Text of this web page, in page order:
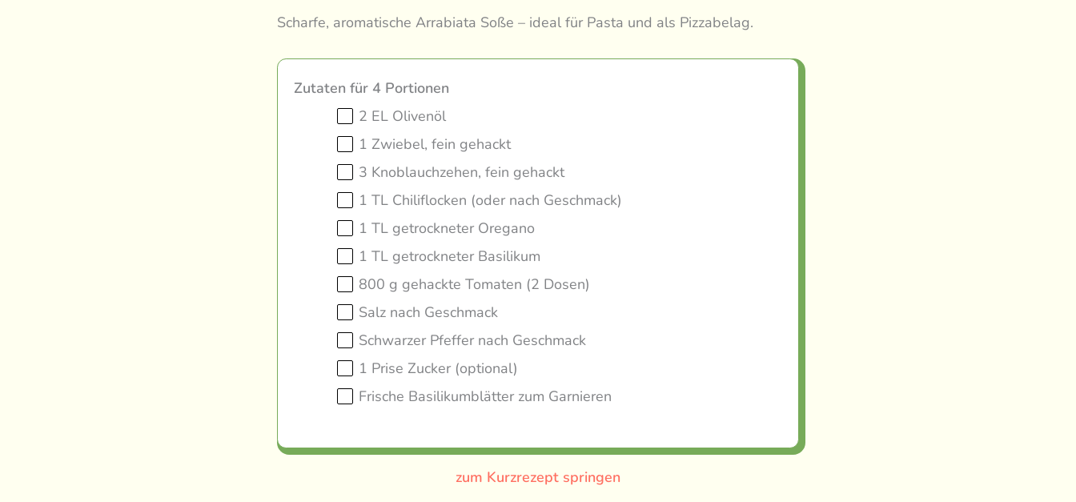
Scharfe, aromatische Arrabiata Soße – ideal für Pasta und als Pizzabelag.
Zutaten für 4 Portionen
2 EL Olivenöl
1 Zwiebel, fein gehackt
3 Knoblauchzehen, fein gehackt
1 TL Chiliflocken (oder nach Geschmack)
1 TL getrockneter Oregano
1 TL getrockneter Basilikum
800 g gehackte Tomaten (2 Dosen)
Salz nach Geschmack
Schwarzer Pfeffer nach Geschmack
1 Prise Zucker (optional)
Frische Basilikumblätter zum Garnieren
zum Kurzrezept springen